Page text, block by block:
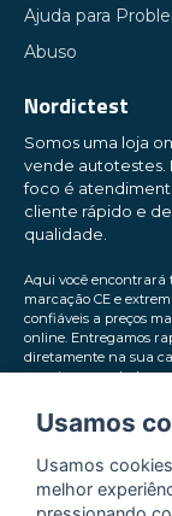
Ajuda para
Abuso
Nordictest
Somos uma loja
vende autotestes.
foco é
cliente rápido e
qualidade.
Aqui você encontrará
marcação CE e
confiáveis ​​a preços
online. Entregamos
diretamente na sua
correio, em
Usamos
Usamos
melhor